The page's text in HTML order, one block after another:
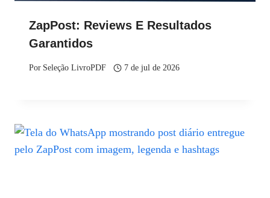
ZapPost: Reviews E Resultados
Garantidos
Por Seleção LivroPDF 7 de jul de 2026